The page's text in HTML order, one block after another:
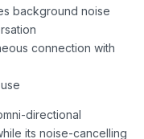
background noise
connection with
directional
its noise-cancelling